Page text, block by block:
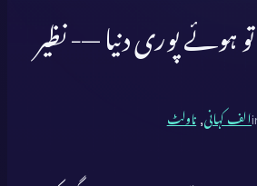
ہوئے پوری دنیا —- نظیر
الف کہانی, ناولٹ